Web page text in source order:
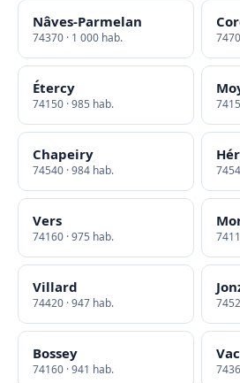
Nâves-Parmelan
74370 · 1 000 hab.
Étercy
74150 · 985 hab.
Chapeiry
74540 · 984 hab.
Vers
74160 · 975 hab.
Villard
74420 · 947 hab.
Bossey
74160 · 941 hab.